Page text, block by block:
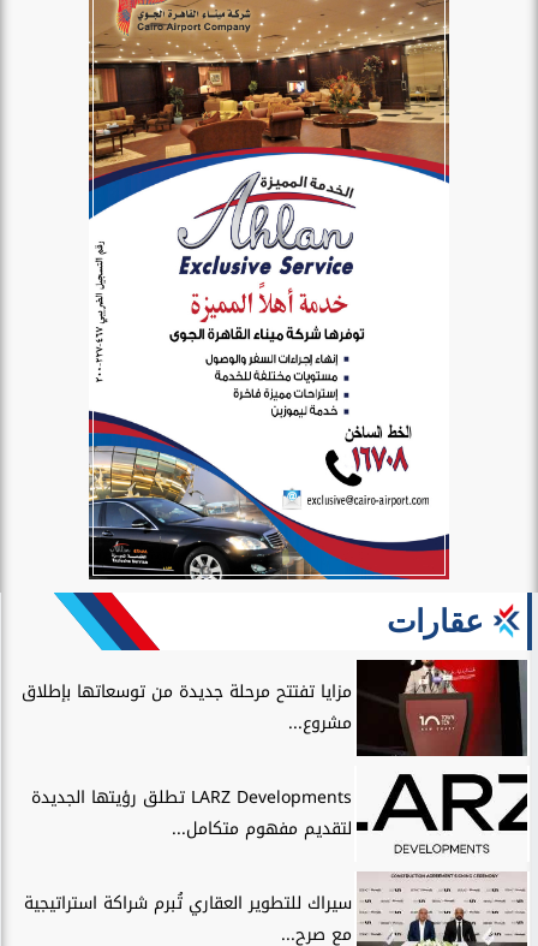
عقارات
مزايا تفتتح مرحلة جديدة من توسعاتها بإطلاق
مشروع...
LARZ Developments تطلق رؤيتها الجديدة
لتقديم مفهوم متكامل...
سيراك للتطوير العقاري تُبرم شراكة استراتيجية
مع صرح...